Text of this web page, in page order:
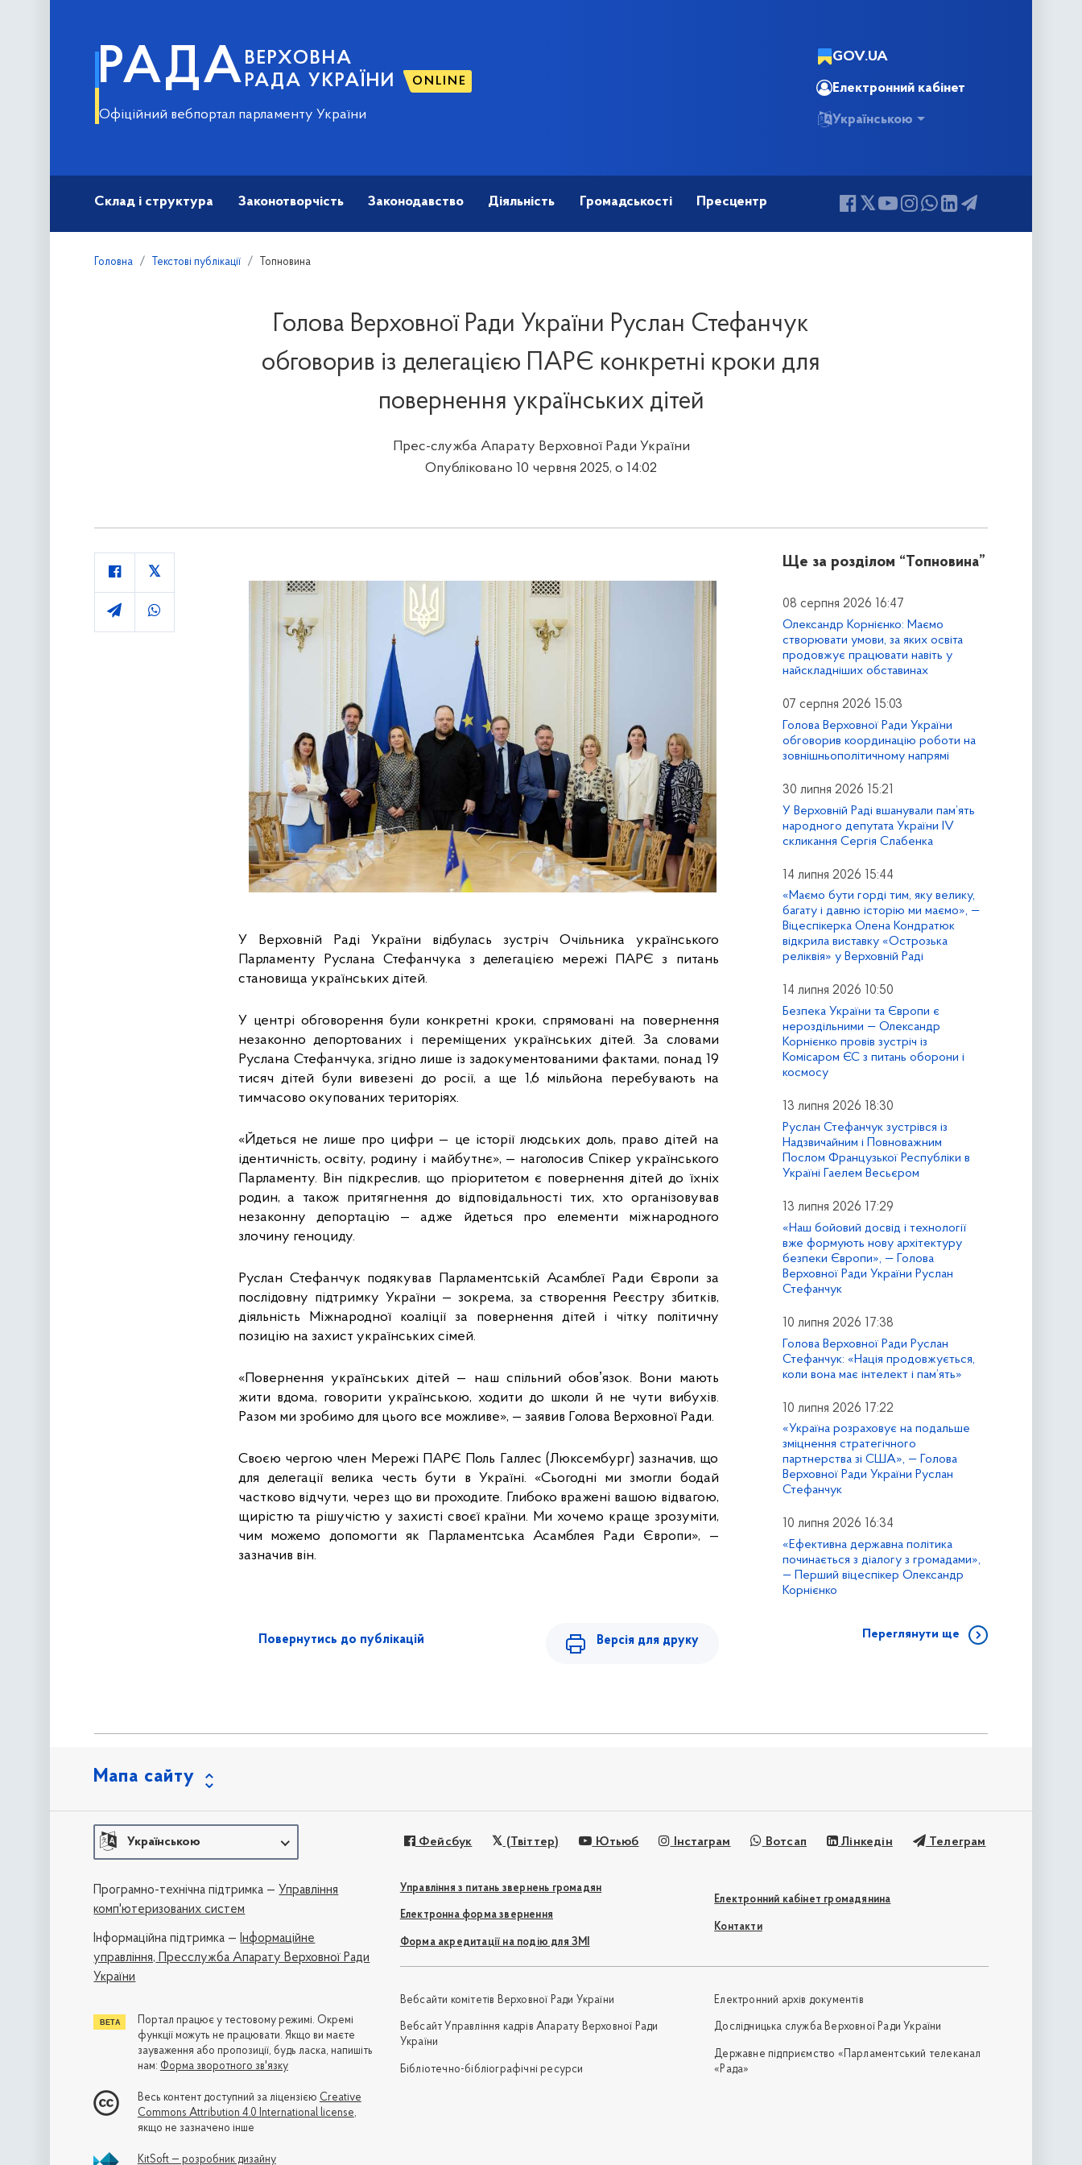
РАДА ВЕРХОВНА
РАДА УКРАЇНИ
ONLINE
Офіційний вебпортал парламенту України
GOV.UA
Електронний кабінет
Українською
Склад і структура Законотворчість Законодавство Діяльність Громадськості Пресцентр
Головна Текстові публікації Топновина
Голова Верховної Ради України Руслан Стефанчук
обговорив із делегацією ПАРЄ конкретні кроки для
повернення українських дітей
Прес-служба Апарату Верховної Ради України
Опубліковано 10 червня 2025, о 14:02
У Верховній Раді України відбулась зустріч Очільника українського
Парламенту Руслана Стефанчука з делегацією мережі ПАРЄ з питань
становища українських дітей.
У центрі обговорення були конкретні кроки, спрямовані на повернення
незаконно депортованих і переміщених українських дітей. За словами
Руслана Стефанчука, згідно лише із задокументованими фактами, понад 19
тисяч дітей були вивезені до росії, а ще 1,6 мільйона перебувають на
тимчасово окупованих територіях.
«Йдеться не лише про цифри — це історії людських доль, право дітей на
ідентичність, освіту, родину і майбутнє», — наголосив Спікер українського
Парламенту. Він підкреслив, що пріоритетом є повернення дітей до їхніх
родин, а також притягнення до відповідальності тих, хто організовував
незаконну депортацію — адже йдеться про елементи міжнародного
злочину геноциду.
Руслан Стефанчук подякував Парламентській Асамблеї Ради Європи за
послідовну підтримку України — зокрема, за створення Реєстру збитків,
діяльність Міжнародної коаліції за повернення дітей і чітку політичну
позицію на захист українських сімей.
«Повернення українських дітей — наш спільний обовʼязок. Вони мають
жити вдома, говорити українською, ходити до школи й не чути вибухів.
Разом ми зробимо для цього все можливе», — заявив Голова Верховної Ради.
Своєю чергою член Мережі ПАРЄ Поль Галлес (Люксембург) зазначив, що
для делегації велика честь бути в Україні. «Сьогодні ми змогли бодай
частково відчути, через що ви проходите. Глибоко вражені вашою відвагою,
щирістю та рішучістю у захисті своєї країни. Ми хочемо краще зрозуміти,
чим можемо допомогти як Парламентська Асамблея Ради Європи», —
зазначив він.
Повернутись до публікацій Версія для друку
Ще за розділом “Топновина”
08 серпня 2026 16:47
Олександр Корнієнко: Маємо
створювати умови, за яких освіта
продовжує працювати навіть у
найскладніших обставинах
07 серпня 2026 15:03
Голова Верховної Ради України
обговорив координацію роботи на
зовнішньополітичному напрямі
30 липня 2026 15:21
У Верховній Раді вшанували пам’ять
народного депутата України IV
скликання Сергія Слабенка
14 липня 2026 15:44
«Маємо бути горді тим, яку велику,
багату і давню історію ми маємо», —
Віцеспікерка Олена Кондратюк
відкрила виставку «Острозька
реліквія» у Верховній Раді
14 липня 2026 10:50
Безпека України та Європи є
нероздільними — Олександр
Корнієнко провів зустріч із
Комісаром ЄС з питань оборони і
космосу
13 липня 2026 18:30
Руслан Стефанчук зустрівся із
Надзвичайним і Повноважним
Послом Французької Республіки в
Україні Гаелем Весьєром
13 липня 2026 17:29
«Наш бойовий досвід і технології
вже формують нову архітектуру
безпеки Європи», — Голова
Верховної Ради України Руслан
Стефанчук
10 липня 2026 17:38
Голова Верховної Ради Руслан
Стефанчук: «Нація продовжується,
коли вона має інтелект і пам’ять»
10 липня 2026 17:22
«Україна розраховує на подальше
зміцнення стратегічного
партнерства зі США», — Голова
Верховної Ради України Руслан
Стефанчук
10 липня 2026 16:34
«Ефективна державна політика
починається з діалогу з громадами»,
— Перший віцеспікер Олександр
Корнієнко
Переглянути ще
Мапа сайту
Українською Фейсбук (Твіттер) Ютьюб Інстаграм Вотсап Лінкедін Телеграм
Управління з питань звернень громадян
Електронна форма звернення
Форма акредитації на подію для ЗМІ
Електронний кабінет громадянина
Контакти
Вебсайти комітетів Верховної Ради України
Вебсайт Управління кадрів Апарату Верховної Ради
України
Бібліотечно-бібліографічні ресурси
Електронний архів документів
Дослідницька служба Верховної Ради України
Державне підприємство «Парламентський телеканал
«Рада»
Програмно-технічна підтримка — Управління
комп'ютеризованих систем
Iнформаційна підтримка — Інформаційне
управління, Пресслужба Апарату Верховної Ради
України
Портал працює у тестовому режимі. Окремі
функції можуть не працювати. Якщо ви маєте
зауваження або пропозиції, будь ласка, напишіть
нам: Форма зворотного зв'язку
Весь контент доступний за ліцензією Creative
Commons Attribution 4.0 International license,
якщо не зазначено інше
KitSoft — розробник дизайну